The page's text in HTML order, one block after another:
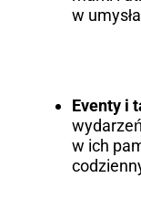
w
Eventy i
w ich